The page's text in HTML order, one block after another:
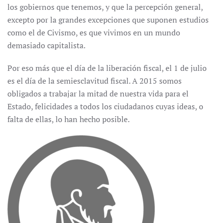
los gobiernos que tenemos, y que la percepción general,
excepto por la grandes excepciones que suponen estudios
como el de Civismo, es que vivimos en un mundo
demasiado capitalista.
Por eso más que el día de la liberación fiscal, el 1 de julio
es el día de la semiesclavitud fiscal. A 2015 somos
obligados a trabajar la mitad de nuestra vida para el
Estado, felicidades a todos los ciudadanos cuyas ideas, o
falta de ellas, lo han hecho posible.